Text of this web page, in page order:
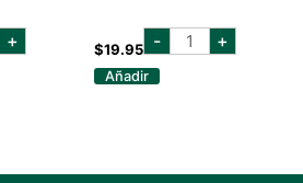
+ $19.95 - EL
JIMADOR
+
Añadir